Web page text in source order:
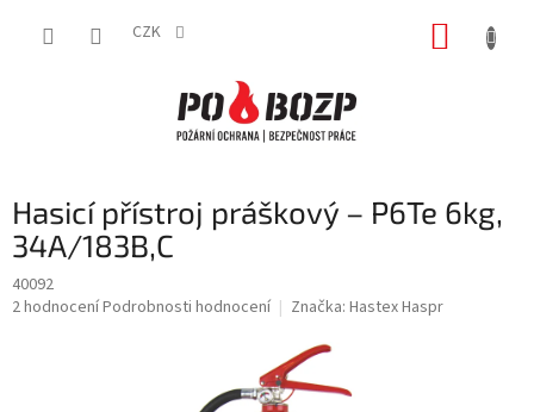
CZK
Hasicí přístroj práškový – P6Te 6kg,
34A/183B,C
40092
Průměrné
2 hodnoceníPodrobnosti hodnocení Značka: Hastex Haspr